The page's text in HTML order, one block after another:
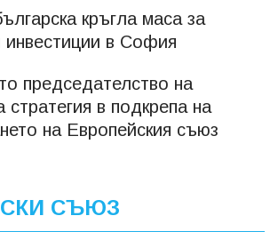
кръгла маса за
инвестиции в София
председателство на
стратегия в подкрепа на
на Европейския съюз
СЪЮЗ